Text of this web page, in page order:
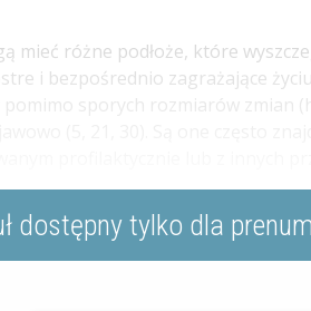
mieć różne podłoże, które
i bezpośrednio zagrażające
pomimo sporych rozmiarów zmian
dostępny tylko dla